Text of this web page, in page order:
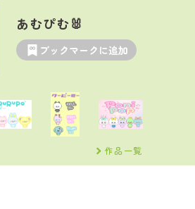
あむぴむ🐰
ブックマークに追加
作品一覧